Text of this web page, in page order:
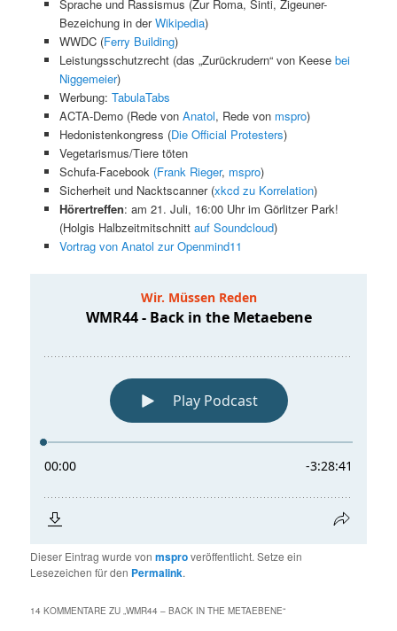
Sprache und Rassismus (Zur Roma, Sinti, Zigeuner-
Bezeichung in derWikipedia)
WWDC (Ferry Building)
Leistungsschutzrecht (das „Zurückrudern“ von Keese bei
Niggemeier)
Werbung: TabulaTabs
ACTA-Demo (Rede von Anatol, Rede von mspro)
Hedonistenkongress (Die Official Protesters)
Vegetarismus/Tiere töten
Schufa-Facebook (Frank Rieger, mspro)
Sicherheit und Nacktscanner (xkcd zu Korrelation)
Hörertreffen: am 21. Juli, 16:00 Uhr im Görlitzer Park!
(Holgis Halbzeitmitschnitt auf Soundcloud)
Vortrag von Anatol zur Openmind11
Dieser Eintrag wurde vonmsproveröffentlicht. Setze ein
Lesezeichen für den Permalink.
14 KOMMENTARE ZU „WMR44 – BACK IN THE METAEBENE“